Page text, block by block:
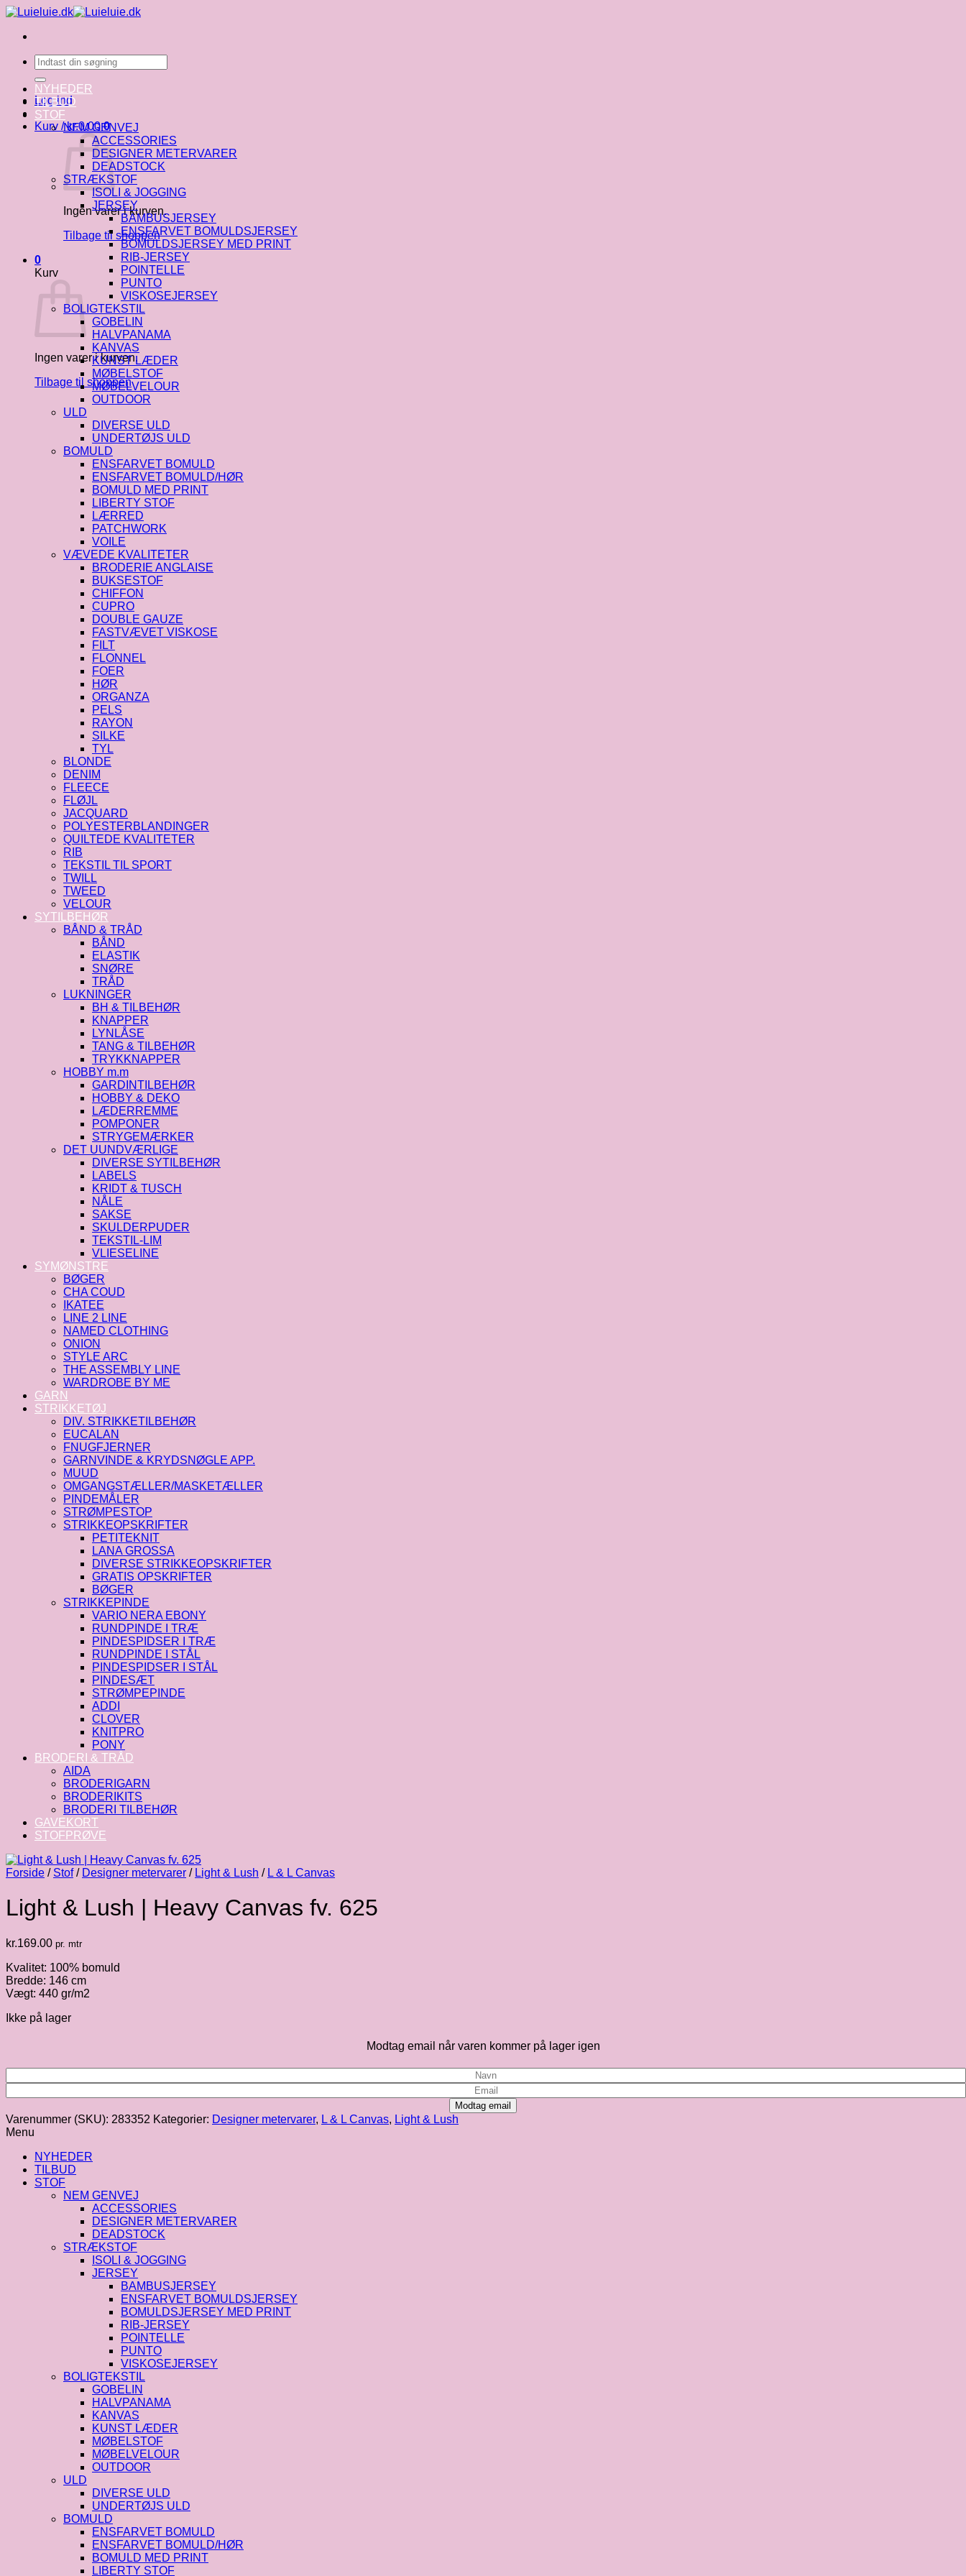
Fortsæt
indhold
Søg
efter:
Log ind
Kurv /kr.0.00 0
Ingen varer i kurven.
Tilbage til shoppen
0
Kurv
Ingen varer i kurven.
Tilbage til shoppen
NYHEDER
TILBUD
STOF
NEM GENVEJ
ACCESSORIES
DESIGNER METERVARER
DEADSTOCK
STRÆKSTOF
ISOLI & JOGGING
JERSEY
BAMBUSJERSEY
ENSFARVET BOMULDSJERSEY
BOMULDSJERSEY MED PRINT
RIB-JERSEY
POINTELLE
PUNTO
VISKOSEJERSEY
BOLIGTEKSTIL
GOBELIN
HALVPANAMA
KANVAS
KUNST LÆDER
MØBELSTOF
MØBELVELOUR
OUTDOOR
ULD
DIVERSE ULD
UNDERTØJS ULD
BOMULD
ENSFARVET BOMULD
ENSFARVET BOMULD/HØR
BOMULD MED PRINT
LIBERTY STOF
LÆRRED
PATCHWORK
VOILE
VÆVEDE KVALITETER
BRODERIE ANGLAISE
BUKSESTOF
CHIFFON
CUPRO
DOUBLE GAUZE
FASTVÆVET VISKOSE
FILT
FLONNEL
FOER
HØR
ORGANZA
PELS
RAYON
SILKE
TYL
BLONDE
DENIM
FLEECE
FLØJL
JACQUARD
POLYESTERBLANDINGER
QUILTEDE KVALITETER
RIB
TEKSTIL TIL SPORT
TWILL
TWEED
VELOUR
SYTILBEHØR
BÅND & TRÅD
BÅND
ELASTIK
SNØRE
TRÅD
LUKNINGER
BH & TILBEHØR
KNAPPER
LYNLÅSE
TANG & TILBEHØR
TRYKKNAPPER
HOBBY m.m
GARDINTILBEHØR
HOBBY & DEKO
LÆDERREMME
POMPONER
STRYGEMÆRKER
DET UUNDVÆRLIGE
DIVERSE SYTILBEHØR
LABELS
KRIDT & TUSCH
NÅLE
SAKSE
SKULDERPUDER
TEKSTIL-LIM
VLIESELINE
SYMØNSTRE
BØGER
CHA COUD
IKATEE
LINE 2 LINE
NAMED CLOTHING
ONION
STYLE ARC
THE ASSEMBLY LINE
WARDROBE BY ME
GARN
STRIKKETØJ
DIV. STRIKKETILBEHØR
EUCALAN
FNUGFJERNER
GARNVINDE & KRYDSNØGLE APP.
MUUD
OMGANGSTÆLLER/MASKETÆLLER
PINDEMÅLER
STRØMPESTOP
STRIKKEOPSKRIFTER
PETITEKNIT
LANA GROSSA
DIVERSE STRIKKEOPSKRIFTER
GRATIS OPSKRIFTER
BØGER
STRIKKEPINDE
VARIO NERA EBONY
RUNDPINDE I TRÆ
PINDESPIDSER I TRÆ
RUNDPINDE I STÅL
PINDESPIDSER I STÅL
PINDESÆT
STRØMPEPINDE
ADDI
CLOVER
KNITPRO
PONY
BRODERI & TRÅD
AIDA
BRODERIGARN
BRODERIKITS
BRODERI TILBEHØR
GAVEKORT
STOFPRØVE
Forside / Stof / Designer metervarer / Light & Lush / L & L Canvas
Light & Lush | Heavy Canvas fv. 625
kr.169.00 pr. mtr
Kvalitet: 100% bomuld
Bredde: 146 cm
Vægt: 440 gr/m2
Ikke på lager
Modtag email når varen kommer på lager igen
Modtag email
Varenummer (SKU): 283352 Kategorier: Designer metervarer, L & L Canvas, Light & Lush
Menu
NYHEDER
TILBUD
STOF
NEM GENVEJ
ACCESSORIES
DESIGNER METERVARER
DEADSTOCK
STRÆKSTOF
ISOLI & JOGGING
JERSEY
BAMBUSJERSEY
ENSFARVET BOMULDSJERSEY
BOMULDSJERSEY MED PRINT
RIB-JERSEY
POINTELLE
PUNTO
VISKOSEJERSEY
BOLIGTEKSTIL
GOBELIN
HALVPANAMA
KANVAS
KUNST LÆDER
MØBELSTOF
MØBELVELOUR
OUTDOOR
ULD
DIVERSE ULD
UNDERTØJS ULD
BOMULD
ENSFARVET BOMULD
ENSFARVET BOMULD/HØR
BOMULD MED PRINT
LIBERTY STOF